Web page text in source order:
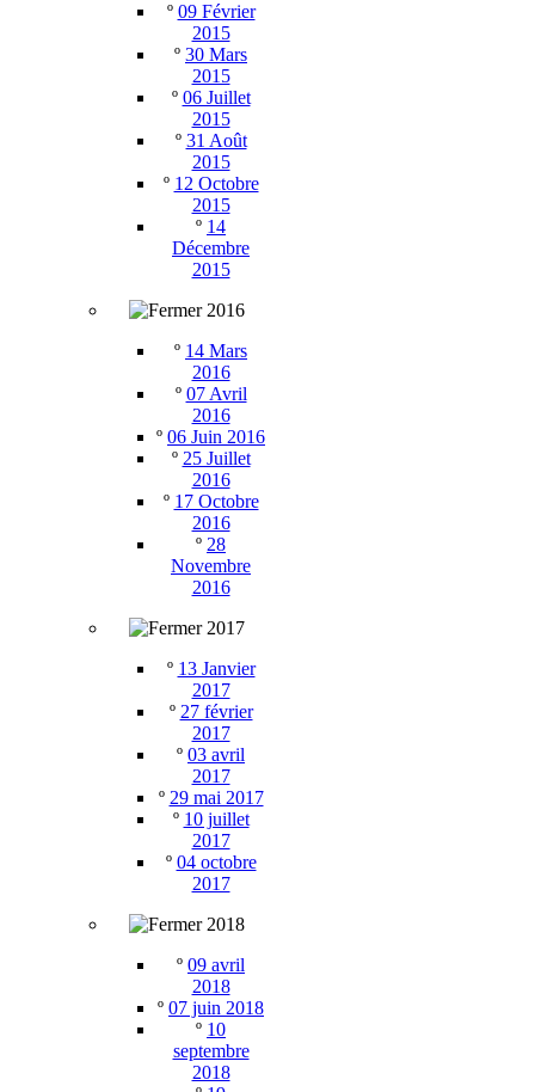
º 09 Février
2015
º 30 Mars
2015
º 06 Juillet
2015
º 31 Août
2015
º 12 Octobre
2015
º 14
Décembre
2015
2016
º 14 Mars
2016
º 07 Avril
2016
º 06 Juin 2016
º 25 Juillet
2016
º 17 Octobre
2016
º 28
Novembre
2016
2017
º 13 Janvier
2017
º 27 février
2017
º 03 avril
2017
º 29 mai 2017
º 10 juillet
2017
º 04 octobre
2017
2018
º 09 avril
2018
º 07 juin 2018
º 10
septembre
2018